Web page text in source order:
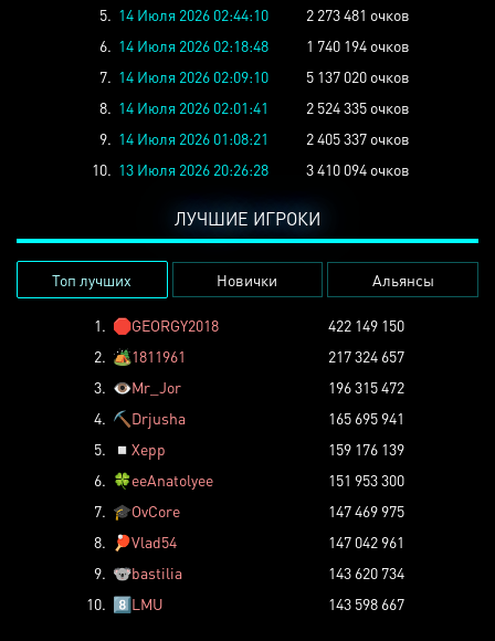
5. 14 Июля 2026 02:44:10
2 273 481 очков
6. 14 Июля 2026 02:18:48
1 740 194 очков
7. 14 Июля 2026 02:09:10
5 137 020 очков
8. 14 Июля 2026 02:01:41
2 524 335 очков
9. 14 Июля 2026 01:08:21
2 405 337 очков
10. 13 Июля 2026 20:26:28 3 410 094 очков
ЛУЧШИЕ ИГРОКИ
Топ лучших Новички Альянсы
1. 🛑GEORGY2018
422 149 150
2. 🏕️1811961
217 324 657
3. 👁️Mr_Jor
196 315 472
4. ⛏️ Drjusha
165 695 941
5.
◽ Xepp
159 176 139
6. 🍀eeAnatolyee
151 953 300
7. 🎓OvCore
147 469 975
8.
🏓Vlad54
147 042 961
9. 🐨bastilia
143 620 734
10. 8️⃣LMU 143 598 667